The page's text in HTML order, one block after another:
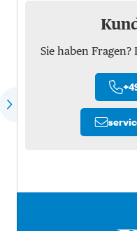
Sie haben